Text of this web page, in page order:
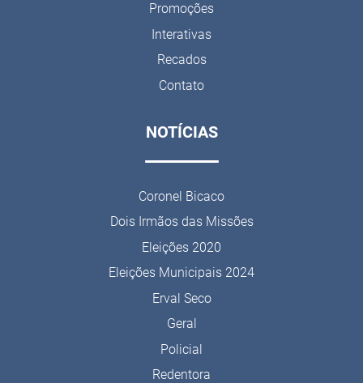
Promoções
Interativas
Recados
Contato
NOTÍCIAS
Coronel Bicaco
Dois Irmãos das Missões
Eleições 2020
Eleições Municipais 2024
Erval Seco
Geral
Policial
Redentora